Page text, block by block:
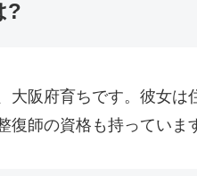
?
大阪府育ちです。彼女は
師の資格も持っていま